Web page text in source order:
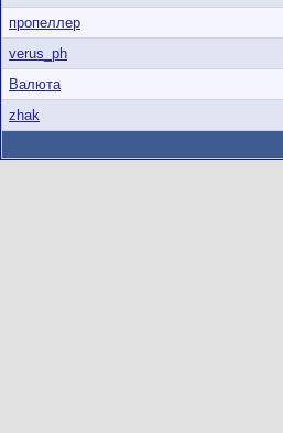
пропеллер
verus_ph
Валюта
zhak